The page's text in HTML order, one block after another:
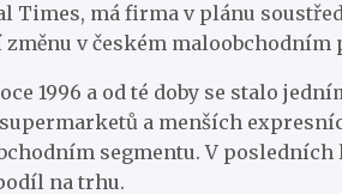
Times, má firma v plánu
v českém
1996 a od té doby se stalo
a menších
segmentu. V
na trhu.